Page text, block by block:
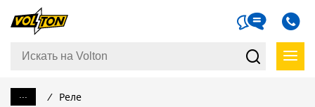
... / Реле